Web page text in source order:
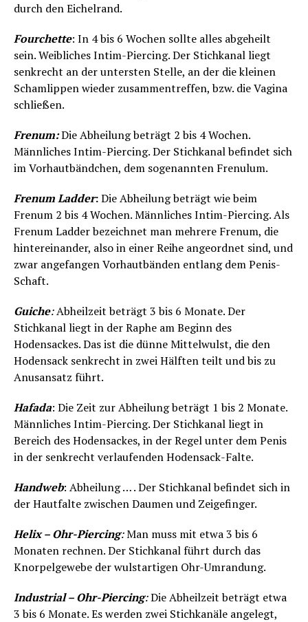
durch den Eichelrand.
Fourchette: In 4 bis 6 Wochen sollte alles abgeheilt
sein. Weibliches Intim-Piercing. Der Stichkanal liegt
senkrecht an der untersten Stelle, an der die kleinen
Schamlippen wieder zusammentreffen, bzw. die Vagina
schließen.
Frenum:Die Abheilung beträgt 2 bis 4 Wochen.
Männliches Intim-Piercing. Der Stichkanal befindet sich
im Vorhautbändchen, dem sogenannten Frenulum.
Frenum Ladder:Die Abheilung beträgt wie beim
Frenum 2 bis 4 Wochen. Männliches Intim-Piercing. Als
Frenum Ladder bezeichnet man mehrere Frenum, die
hintereinander, also in einer Reihe angeordnet sind, und
zwar angefangen Vorhautbänden entlang dem Penis-
Schaft.
Guiche:Abheilzeit beträgt 3 bis 6 Monate. Der
Stichkanal liegt in der Raphe am Beginn des
Hodensackes. Das ist die dünne Mittelwulst, die den
Hodensack senkrecht in zwei Hälften teilt und bis zu
Anusansatz führt.
Hafada: Die Zeit zur Abheilung beträgt 1 bis 2 Monate.
Männliches Intim-Piercing. Der Stichkanal liegt in
Bereich des Hodensackes, in der Regel unter dem Penis
in der senkrecht verlaufenden Hodensack-Falte.
Handweb: Abheilung … . Der Stichkanal befindet sich in
der Hautfalte zwischen Daumen und Zeigefinger.
Helix – Ohr-Piercing:Man muss mit etwa 3 bis 6
Monaten rechnen. Der Stichkanal führt durch das
Knorpelgewebe der wulstartigen Ohr-Umrandung.
Industrial – Ohr-Piercing:Die Abheilzeit beträgt etwa
3 bis 6 Monate. Es werden zwei Stichkanäle angelegt,